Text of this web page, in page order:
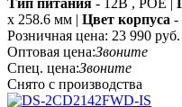
х 258.6 мм | Цвет корпуса -
Розничная цена: 23 990 руб.
Оптовая цена:Звоните
Спец. цена:Звоните
Снято с производства